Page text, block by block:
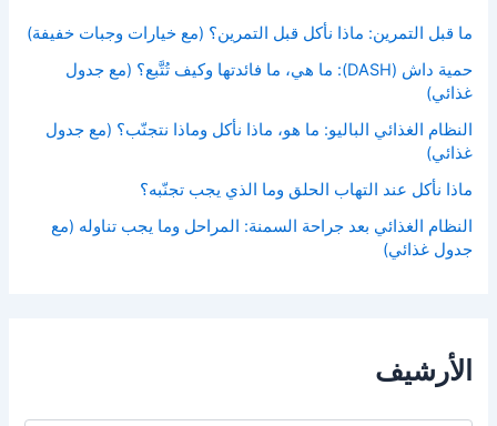
ما قبل التمرين: ماذا نأكل قبل التمرين؟ (مع خيارات وجبات خفيفة)
حمية داش (DASH): ما هي، ما فائدتها وكيف تُتَّبع؟ (مع جدول
غذائي)
النظام الغذائي الباليو: ما هو، ماذا نأكل وماذا نتجنّب؟ (مع جدول
غذائي)
ماذا نأكل عند التهاب الحلق وما الذي يجب تجنّبه؟
النظام الغذائي بعد جراحة السمنة: المراحل وما يجب تناوله (مع
جدول غذائي)
الأرشيف